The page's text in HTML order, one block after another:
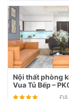
Nội thất phòng
Vua Tủ Bếp –